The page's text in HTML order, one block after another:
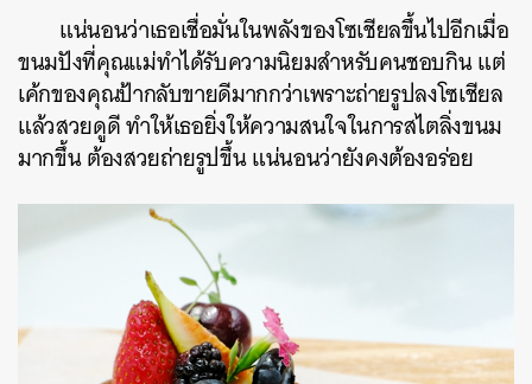
แน่นอนว่าเธอเชื่อมั่นในพลังของโซเชียลขึ้นไปอีกเมื่อ
ขนมปังที่คุณแม่ทำได้รับความนิยมสำหรับคนชอบกินแต่
เค้กของคุณป้ากลับขายดีมากกว่าเพราะถ่ายรูปลงโซเชียล
แล้วสวยดูดีทำให้เธอยิ่งให้ความสนใจในการสไตลิ่งขนม
มากขึ้นต้องสวยถ่ายรูปขึ้นแน่นอนว่ายังคงต้องอร่อย